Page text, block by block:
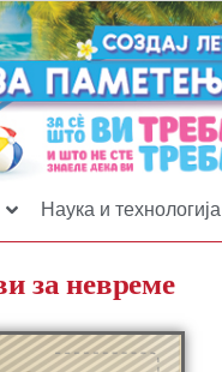
Наука и технологија
за невреме